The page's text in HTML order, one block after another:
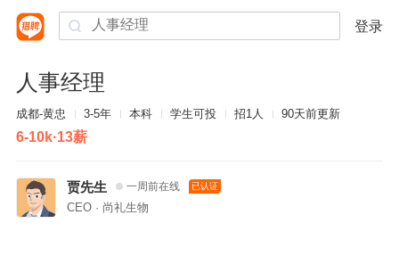
登录
人事经理
成都-黄忠 3-5年 本科 学生可投 招1人 90天前更新
6-10k·13薪
贾先生 一周前在线 已认证
CEO · 尚礼生物